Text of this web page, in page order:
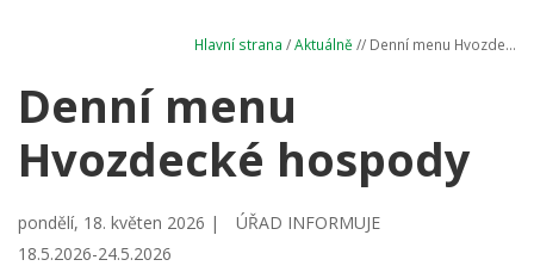
Hlavní strana /Aktuálně // Denní menu Hvozde...
Denní menu
Hvozdecké hospody
pondělí, 18. květen 2026 |
ÚŘAD INFORMUJE
18.5.2026-24.5.2026